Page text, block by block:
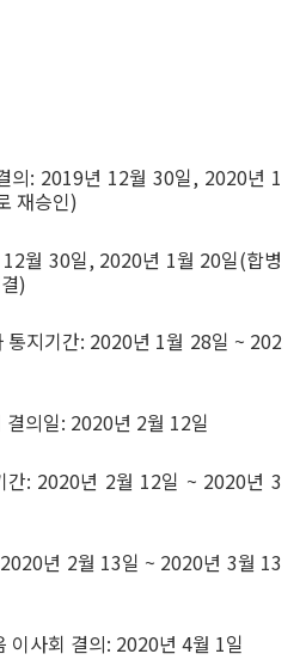
의: 2019년 12월 30일, 2020년 1
재승인)
월 30일, 2020년 1월 20일(합병
)
지기간: 2020년 1월 28일 ~ 202
의일: 2020년 2월 12일
: 2020년 2월 12일 ~ 2020년 3
년 2월 13일 ~ 2020년 3월 13
사회 결의: 2020년 4월 1일